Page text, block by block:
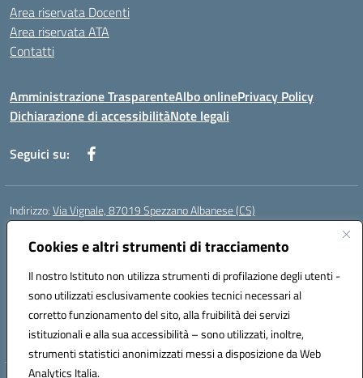
Cookies e altri strumenti di tracciamento
Il nostro Istituto non utilizza strumenti di profilazione degli utenti -
sono utilizzati esclusivamente cookies tecnici necessari al
corretto funzionamento del sito, alla fruibilità dei servizi
istituzionali e alla sua accessibilità – sono utilizzati, inoltre,
strumenti statistici anonimizzati messi a disposizione da Web
Analytics Italia.
Area riservata Docenti
Area riservata ATA
Contatti
Amministrazione TrasparenteAlbo onlinePrivacy Policy
Dichiarazione di accessibilitàNote legali
Seguici su:
Indirizzo:Via Vignale, 87019 Spezzano Albanese (CS)
Centralino:
Posta elettronica certificata (PEC):csic878003@pec.istruzione.it
Codice fiscale: 94018300783
Codice meccanografico:CSIC878003
Codice Indice delle Pubbliche Amministrazioni (IPA): istsc_csic878003
Codice unico di fatturazione (CUF): UFK2HU